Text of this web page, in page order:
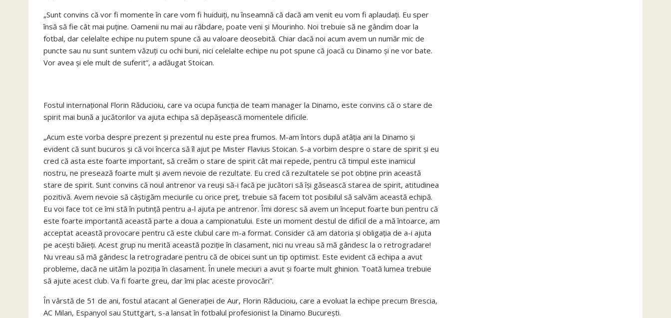
„Sunt convins că vor fi momente în care vom fi huiduiţi, nu înseamnă că dacă am venit eu vom fi aplaudaţi. Eu sper
însă să fie cât mai puţine. Oamenii nu mai au răbdare, poate veni şi Mourinho. Noi trebuie să ne gândim doar la
fotbal, dar celelalte echipe nu putem spune că au valoare deosebită. Chiar dacă noi acum avem un număr mic de
puncte sau nu sunt suntem văzuţi cu ochi buni, nici celelalte echipe nu pot spune că joacă cu Dinamo şi ne vor bate.
Vor avea şi ele mult de suferit”, a adăugat Stoican.
Fostul internaţional Florin Răducioiu, care va ocupa funcţia de team manager la Dinamo, este convins că o stare de
spirit mai bună a jucătorilor va ajuta echipa să depăşească momentele dificile.
„Acum este vorba despre prezent şi prezentul nu este prea frumos. M-am întors după atâţia ani la Dinamo şi
evident că sunt bucuros şi că voi încerca să îl ajut pe Mister Flavius Stoican. S-a vorbim despre o stare de spirit şi eu
cred că asta este foarte important, să creăm o stare de spirit cât mai repede, pentru că timpul este inamicul
nostru, ne presează foarte mult şi avem nevoie de rezultate. Eu cred că rezultatele se pot obţine prin această
stare de spirit. Sunt convins că noul antrenor va reuşi să-i facă pe jucători să îşi găsească starea de spirit, atitudinea
pozitivă. Avem nevoie să câştigăm meciurile cu orice preţ, trebuie să facem tot posibilul să salvăm această echipă.
Eu voi face tot ce îmi stă în putinţă pentru a-l ajuta pe antrenor. Îmi doresc să avem un început foarte bun pentru că
este foarte importantă această parte a doua a campionatului. Este un moment destul de dificil de a mă întoarce, am
acceptat această provocare pentru că este clubul care m-a format. Consider că am datoria şi obligaţia de a-i ajuta
pe aceşti băieţi. Acest grup nu merită această poziţie în clasament, nici nu vreau să mă gândesc la o retrogradare!
Nu vreau să mă gândesc la retrogradare pentru că de obicei sunt un tip optimist. Este evident că echipa a avut
probleme, dacă ne uităm la poziţia în clasament. În unele meciuri a avut şi foarte mult ghinion. Toată lumea trebuie
să ajute acest club. Va fi foarte greu, dar îmi plac aceste provocări”.
În vârstă de 51 de ani, fostul atacant al Generaţiei de Aur, Florin Răducioiu, care a evoluat la echipe precum Brescia,
AC Milan, Espanyol sau Stuttgart, s-a lansat în fotbalul profesionist la Dinamo Bucureşti.